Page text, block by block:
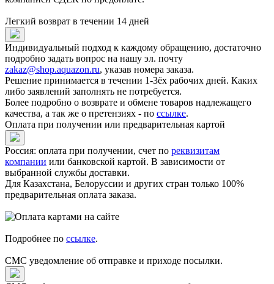
Легкий возврат в течении 14 дней
Индивидуальный подход к каждому обращению, достаточно
подробно задать вопрос на нашу эл. почту
zakaz@shop.aquazon.ru, указав номера заказа.
Решение принимается в течении 1-3ёх рабочих дней. Каких
либо заявлений заполнять не потребуется.
Более подробно о возврате и обмене товаров надлежащего
качества, а так же о претензиях - по ссылке.
Оплата при получении или предварительная картой
Россия: оплата при получении, счет по реквизитам
компании или банковской картой. В зависимости от
выбранной службы доставки.
Для Казахстана, Белоруссии и других стран только 100%
предварительная оплата заказа.
Подробнее по ссылке.
СМС уведомление об отправке и приходе посылки.